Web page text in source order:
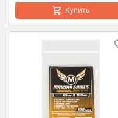
Купить